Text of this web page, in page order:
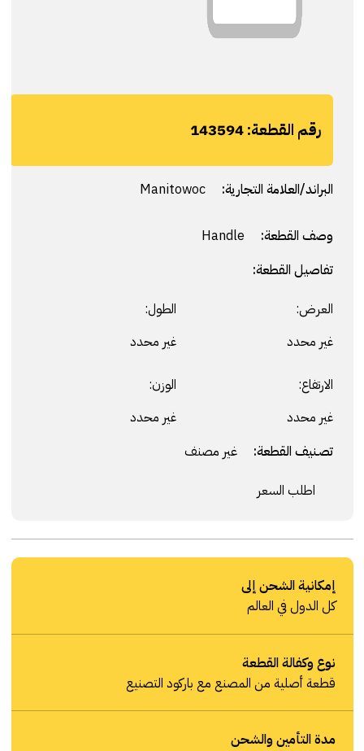
رقم القطعة:143594
البراند/العلامة التجارية: Manitowoc
وصف القطعة:
تفاصيل القطعة:
العرض:
غير محدد
الطول:
غير محدد
الارتفاع:
غير محدد
الوزن:
غير محدد
تصنيف القطعة: غير مصنف
اطلب السعر
إمكانية الشحن إلى
كل الدول في العالم
نوع وكفالة القطعة
قطعة أصلية من المصنع مع باركود التصنيع
مدة التأمين والشحن